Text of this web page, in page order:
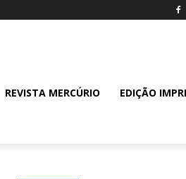
REVISTA MERCÚRIO EDIÇÃO